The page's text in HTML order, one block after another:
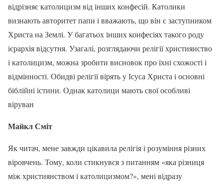
відрізняє католицизм від інших конфесій. Католики
визнають авторитет папи і вважають, що він є заступником
Христа на Землі. У багатьох інших конфесіях такого роду
ієрархія відсутня. Узагалі, розглядаючи релігії християнство
і католицизм, можна зробити висновок про їхні схожості і
відмінності. Обидві релігії вірять у Ісуса Христа і основні
біблійні істини. Однак католици мають свої особливі
віруван
Майкл Сміт
Як читач, мене завжди цікавила релігія і розуміння різних
віровчень. Тому, коли стикнувся з питанням «яка різниця
між християнством і католицизмом?», мені відразу